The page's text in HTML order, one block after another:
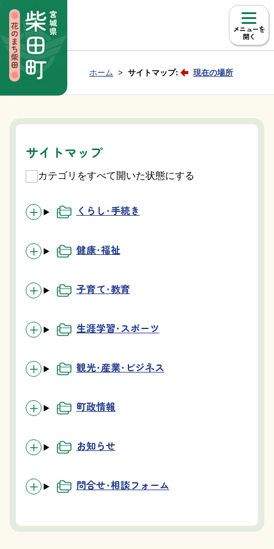
メニュー
Group NAV 現在位置：
ホーム サイトマップ: 現在の場所
サイトマップ
カテゴリをすべて開いた状態にする
くらし・手続き
健康・福祉
子育て・教育
生涯学習・スポーツ
観光・産業・ビジネス
町政情報
お知らせ
問合せ・相談フォーム